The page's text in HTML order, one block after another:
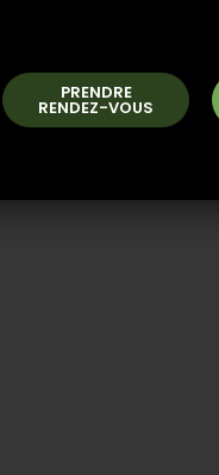
PRENDRE
RENDEZ-VOUS